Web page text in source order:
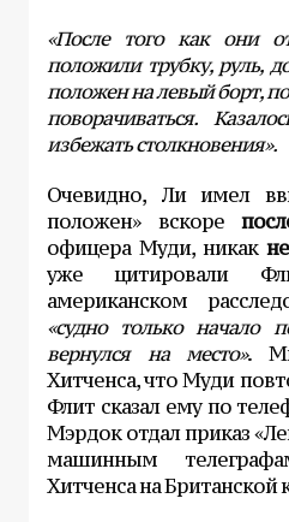
«После того как они
положили трубку, руль,
положен на левый борт,
поворачиваться.
избежать столкновения».
Очевидно, Ли имел
положен» вскоре
офицера Муди, никак
уже цитировали
американском
«судно только начало
вернулся на место».
Хитченса, что Муди
Флит сказал ему по
Мэрдок отдал приказ
машинным
Хитченса на Британской